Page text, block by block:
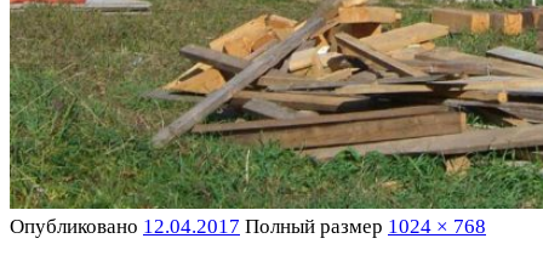
Опубликовано 12.04.2017 Полный размер 1024 × 768